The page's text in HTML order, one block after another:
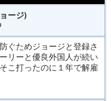
ージ)
ぐためジョージと登録さ
リーと優良外国人が続い
こ打ったのに１年で解雇